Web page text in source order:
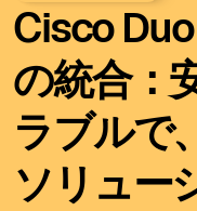
Cisco
の統合：
ラブルで
ソリュー